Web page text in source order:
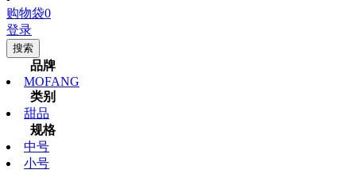
购物袋0
登录
搜索
品牌
MOFANG
类别
甜品
规格
中号
小号